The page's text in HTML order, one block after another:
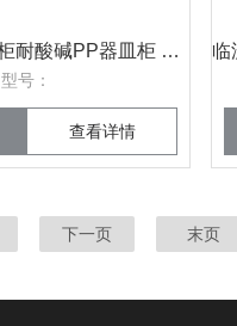
潍坊化验室试剂柜耐酸碱PP器皿柜 盛翔
型号：
查看详情
下一页 末页